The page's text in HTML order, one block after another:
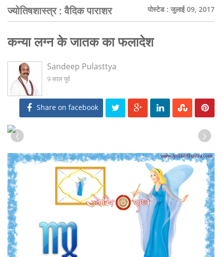
ज्योतिषशास्त्र :वैदिक पाराशर पोस्टेड : जुलाई 09, 2017
कन्या लग्न के जातक का फलादेश
Sandeep Pulasttya
9 साल पूर्व
Share on facebook
‹ ›